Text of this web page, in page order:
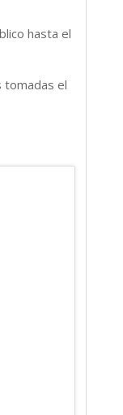
hasta el
tomadas el